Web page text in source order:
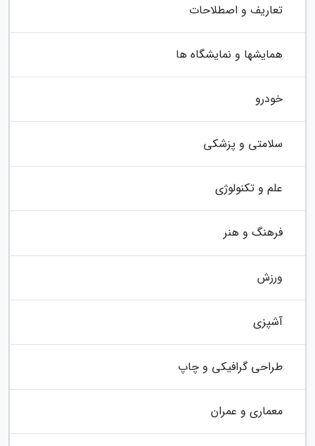
تعاریف و اصطلاحات
همایشها و نمایشگاه ها
خودرو
سلامتی و پزشکی
علم و تکنولوژی
فرهنگ و هنر
ورزش
آشپزی
طراحی گرافیکی و چاپ
معماری و عمران